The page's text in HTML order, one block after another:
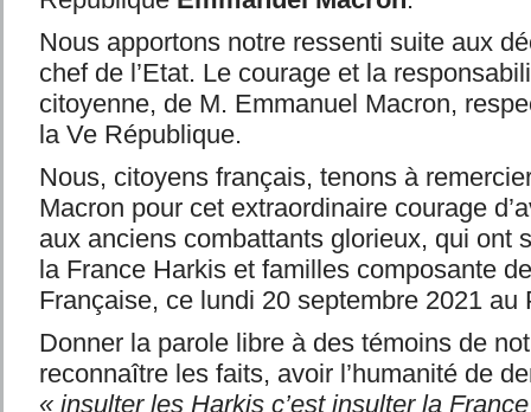
Nous apportons notre ressenti suite aux
chef de l’Etat. Le courage et la
citoyenne, de M. Emmanuel Macron,
la Ve République.
Nous, citoyens français, tenons à
Macron pour cet extraordinaire courage
aux anciens combattants glorieux, qui ont
la France Harkis et familles composante
Française, ce lundi 20 septembre 2021 au
Donner la parole libre à des témoins de
reconnaître les faits, avoir l’humanité de
« insulter les Harkis c’est insulter la